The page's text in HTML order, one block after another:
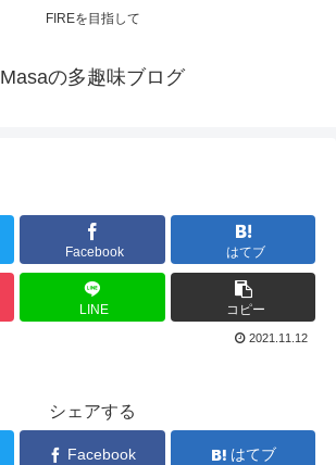
FIREを目指して
Masaの多趣味ブログ
Facebook はてブ
LINE コピー
2021.11.12
シェアする
Facebook はてブ